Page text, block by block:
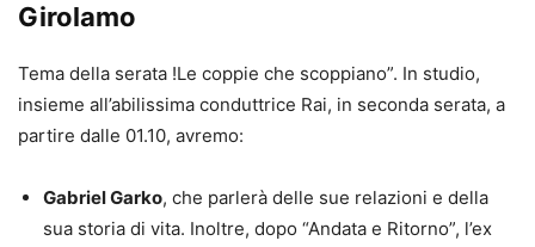
Girolamo
Tema della serata !Le coppie che scoppiano”. In studio,
insieme all’abilissima conduttrice Rai, in seconda serata, a
partire dalle 01.10, avremo:
Gabriel Garko, che parlerà delle sue relazioni e della
sua storia di vita. Inoltre, dopo “Andata e Ritorno”, l’ex